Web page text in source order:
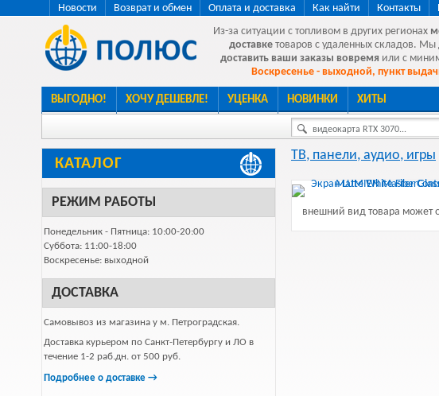
Новости Возврат и обмен Оплата и доставка Как найти Контакты
Из-за ситуации с топливом в других регионах
доставке товаров с удаленных складов.
доставить ваши заказы вовремя или с
Воскресенье - выходной, пункт
ВЫГОДНО! ХОЧУ ДЕШЕВЛЕ! УЦЕНКА НОВИНКИ ХИТЫ
видеокарта RTX 3070...
КАТАЛОГ
РЕЖИМ РАБОТЫ
Понедельник - Пятница: 10:00-20:00
Суббота: 11:00-18:00
Воскресенье: выходной
ДОСТАВКА
Самовывоз из магазина у м. Петроградская.
Доставка курьером по Санкт-Петербургу и ЛО в
течение 1-2 раб.дн. от 500 руб.
Подробнее о доставке →
ТВ, панели, аудио, игры
внешний вид товара может